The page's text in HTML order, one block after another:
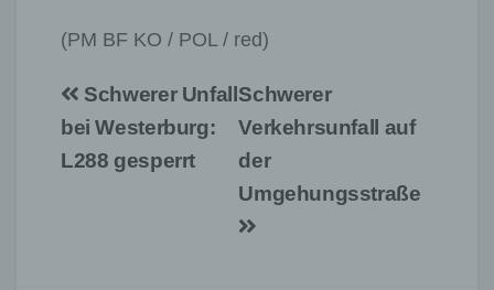
(PM BF KO / POL / red)
Beitragsnavigation
Schwerer
Verkehrsunfall auf
der
Umgehungsstraße
Schwerer Unfall
bei Westerburg:
L288 gesperrt